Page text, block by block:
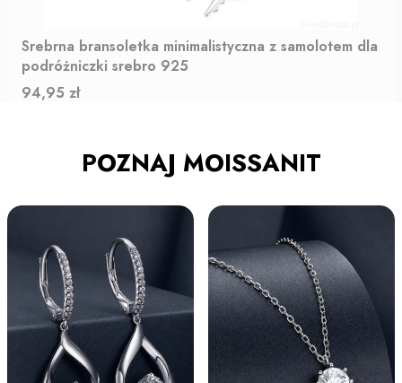
Srebrna bransoletka minimalistyczna z samolotem dla
podróżniczki srebro 925
Cena
94,95 zł
POZNAJ MOISSANIT